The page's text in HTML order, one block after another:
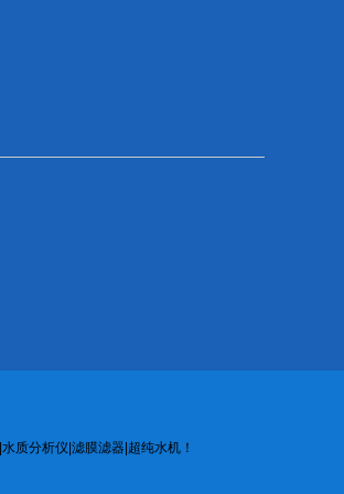
水质分析仪 滤膜滤器| 超纯水机！